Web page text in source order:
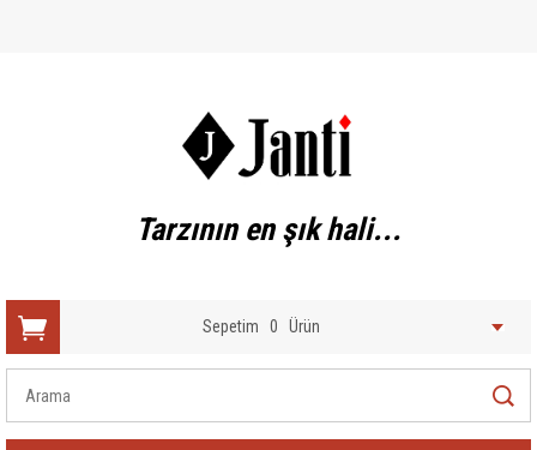
Tarzının en şık hali...
Sepetim 0 Ürün